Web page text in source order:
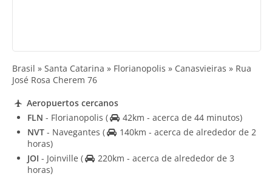
Brasil » Santa Catarina » Florianopolis » Canasvieiras » Rua
José Rosa Cherem 76
Aeropuertos cercanos
FLN - Florianopolis (
42km - acerca de 44 minutos)
NVT - Navegantes (
140km - acerca de alrededor de 2
horas)
JOI - Joinville (
220km - acerca de alrededor de 3
horas)